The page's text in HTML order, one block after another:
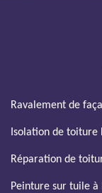
Ravalement de
Isolation de toiture
Réparation de
Peinture sur tuile à